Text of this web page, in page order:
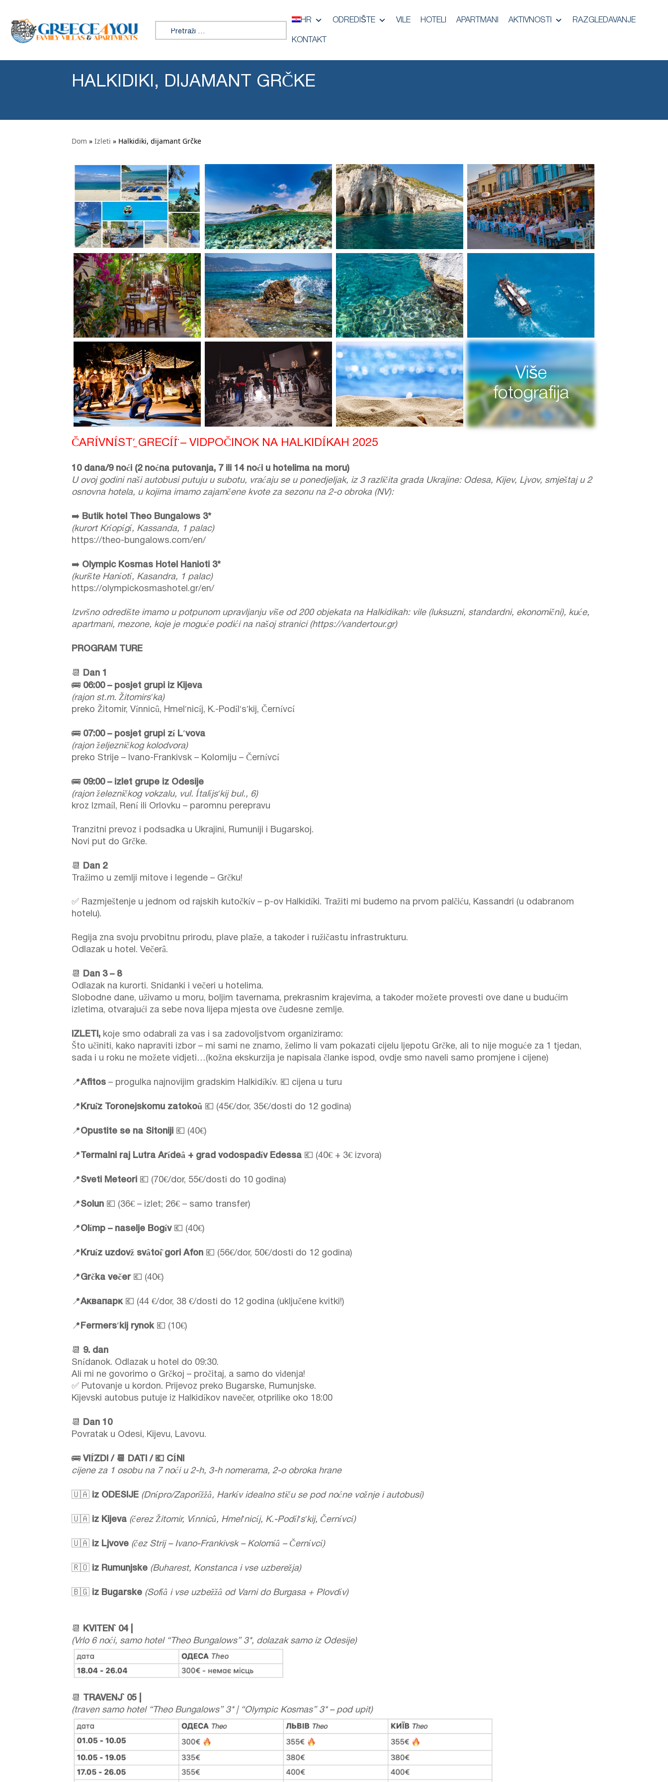
Tražiti:
HR ODREDIŠTE VILE HOTELI APARTMANI AKTIVNOSTI RAZGLEDAVANJE
KONTAKT
HALKIDIKI, DIJAMANT GRČKE
Dom » Izleti » Halkidiki, dijamant Grčke
Više
fotografija
ČARÍVNÍSTʹ̱ GRECÍÍ̈ – VIDPOČINOK NA HALKIDÍKAH 2025
10 dana/9 noći (2 noćna putovanja, 7 ili 14 noći u hotelima na moru)
U ovoj godini naši autobusi putuju u subotu, vraćaju se u ponedjeljak, iz 3 različita grada Ukrajine: Odesa, Kijev, Ljvov, smještaj u 2
osnovna hotela, u kojima imamo zajamčene kvote za sezonu na 2-o obroka (NV):
➡️ Butik hotel Theo Bungalows 3*
(kurort Kríopígí, Kassanda, 1 palac)
https://theo-bungalows.com/en/
➡️ Olympic Kosmas Hotel Hanioti 3*
(kurište Haníotí, Kasandra, 1 palac)
https://olympickosmashotel.gr/en/
Izvršno odredište imamo u potpunom upravljanju više od 200 objekata na Halkidikah: vile (luksuzni, standardni, ekonomični), kuće,
apartmani, mezone, koje je moguće podići na našoj stranici (https://vandertour.gr)
PROGRAM TURE
📆 Dan 1
🚌 06:00 – posjet grupi iz Kijeva
(rajon st.m. Žitomirsʹka)
preko Žitomir, Vínnicû, Hmelʹnicíj, K.-Podílʹsʹkij, Černívcí
🚌 07:00 – posjet grupi zí Lʹvova
(rajon željezničkog kolodvora)
preko Strije – Ivano-Frankivsk – Kolomiju – Černívcí
🚌 09:00 – izlet grupe iz Odesije
(rajon železničkog vokzalu, vul. Ítalíjsʹkij bul., 6)
kroz Izmaíl, Rení ili Orlovku – paromnu perepravu
Tranzitni prevoz i podsadka u Ukrajini, Rumuniji i Bugarskoj.
Novi put do Grčke.
📆 Dan 2
Tražimo u zemlji mitove i legende – Grčku!
✅ Razmještenje u jednom od rajskih kutočkív – p-ov Halkidíki. Tražiti mi budemo na prvom palčiću, Kassandri (u odabranom
hotelu).
Regija zna svoju prvobitnu prirodu, plave plaže, a također i ružičastu infrastrukturu.
Odlazak u hotel. Večerâ.
📆 Dan 3 – 8
Odlazak na kurorti. Snidanki i večeri u hotelima.
Slobodne dane, uživamo u moru, boljim tavernama, prekrasnim krajevima, a također možete provesti ove dane u budućim
izletima, otvarajući za sebe nova lijepa mjesta ove čudesne zemlje.
IZLETI, koje smo odabrali za vas i sa zadovoljstvom organiziramo:
Što učiniti, kako napraviti izbor – mi sami ne znamo, želimo li vam pokazati cijelu ljepotu Grčke, ali to nije moguće za 1 tjedan,
sada i u roku ne možete vidjeti…(kožna ekskurzija je napisala članke ispod, ovdje smo naveli samo promjene i cijene)
📍Afitos – progulka najnovijim gradskim Halkidíkív. 💶 cijena u turu
📍 Kruí̈z Toronejskomu zatokoû 💶 (45€/dor, 35€/dosti do 12 godina)
📍Opustite se na Sitoniji 💶 (40€)
📍Termalni raj Lutra Arídeâ + grad vodospadív Edessa 💶 (40€ + 3€ izvora)
📍Sveti Meteori 💶 (70€/dor, 55€/dosti do 10 godina)
📍Solun 💶 (36€ – izlet; 26€ – samo transfer)
📍Olímp – naselje Bogív💶 (40€)
📍 Kruíz uzdovž svâtoí̈ gori Afon 💶 (56€/dor, 50€/dosti do 12 godina)
📍Grčka večer💶 (40€)
📍Аквапарк💶 (44 €/dor, 38 €/dosti do 12 godina (uključene kvitki!)
📍 Fermersʹkij rynok💶 (10€)
📆 9. dan
Snídanok. Odlazak u hotel do 09:30.
Ali mi ne govorimo o Grčkoj – pročitaj, a samo do viđenja!
✅ Putovanje u kordon. Prijevoz preko Bugarske, Rumunjske.
Kijevski autobus putuje iz Halkidíkov navečer, otprilike oko 18:00
📆 Dan 10
Povratak u Odesi, Kijevu, Lavovu.
🚌 VIÍ̈ZDI / 📆 DATI / 💶 CÍNI
cijene za 1 osobu na 7 noći u 2-h, 3-h nomerama, 2-o obroka hrane
🇺🇦 iz ODESIJE (Dnípro/Zaporížžâ, Harkív idealno stiču se pod noćne vožnje i autobusi)
🇺🇦 iz Kijeva (čerez Žitomir, Vínnicû, Hmelʹnicíj, K.-Podílʹsʹkij, Černívcí)
🇺🇦 iz Ljvove (čez Strij – Ivano-Frankivsk – Kolomíâ – Černívcí)
🇷🇴 iz Rumunjske (Buharest, Konstanca i vse uzberežja)
🇧🇬 iz Bugarske (Sofíâ i vse uzbežžâ od Varni do Burgasa + Plovdív)
📆 KVITEN` 04 |
(Vrlo 6 noći, samo hotel “Theo Bungalows” 3*, dolazak samo iz Odesije)
📆 TRAVENJ` 05 |
(traven samo hotel “Theo Bungalows” 3* | “Olympic Kosmas” 3* – pod upit)